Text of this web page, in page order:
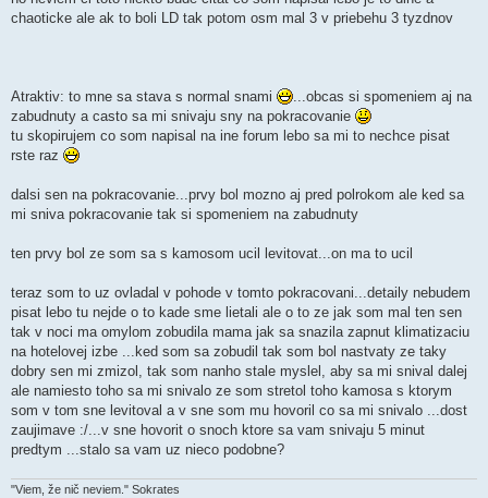
chaoticke ale ak to boli LD tak potom osm mal 3 v priebehu 3 tyzdnov
Atraktiv: to mne sa stava s normal snami
...obcas si spomeniem aj na
zabudnuty a casto sa mi snivaju sny na pokracovanie
tu skopirujem co som napisal na ine forum lebo sa mi to nechce pisat
rste raz
dalsi sen na pokracovanie...prvy bol mozno aj pred polrokom ale ked sa
mi sniva pokracovanie tak si spomeniem na zabudnuty
ten prvy bol ze som sa s kamosom ucil levitovat...on ma to ucil
teraz som to uz ovladal v pohode v tomto pokracovani...detaily nebudem
pisat lebo tu nejde o to kade sme lietali ale o to ze jak som mal ten sen
tak v noci ma omylom zobudila mama jak sa snazila zapnut klimatizaciu
na hotelovej izbe ...ked som sa zobudil tak som bol nastvaty ze taky
dobry sen mi zmizol, tak som nanho stale myslel, aby sa mi snival dalej
ale namiesto toho sa mi snivalo ze som stretol toho kamosa s ktorym
som v tom sne levitoval a v sne som mu hovoril co sa mi snivalo ...dost
zaujimave :/...v sne hovorit o snoch ktore sa vam snivaju 5 minut
predtym ...stalo sa vam uz nieco podobne?
"Viem, že nič neviem." Sokrates